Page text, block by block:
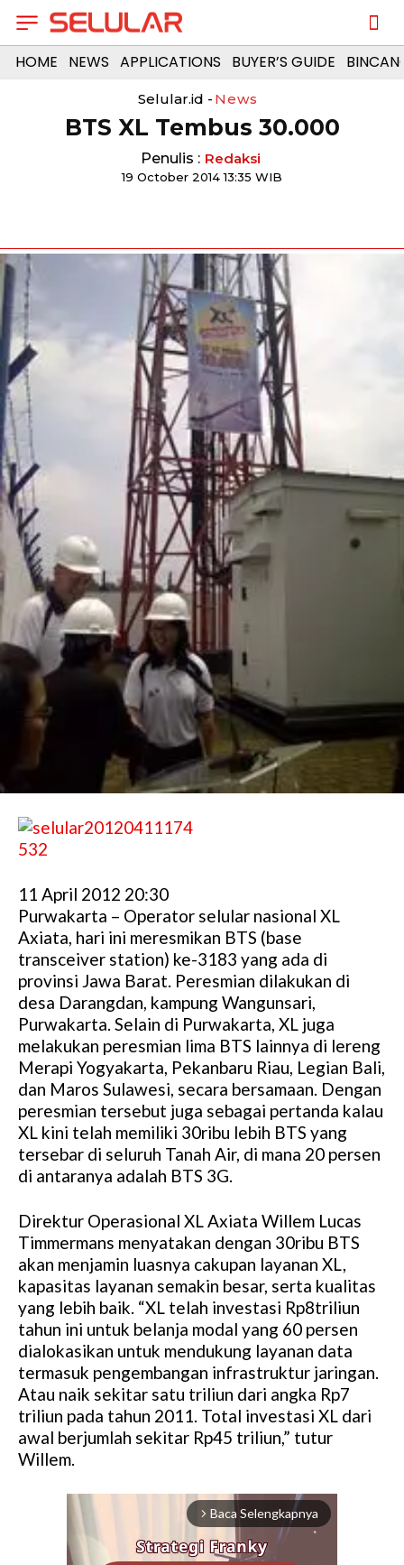
HOME NEWS APPLICATIONS BUYER’S GUIDE
Selular.id - News
BTS XL Tembus 30.000
Penulis : Redaksi
19 October 2014 13:35 WIB
11 April 2012 20:30
Purwakarta – Operator selular nasional XL
Axiata, hari ini meresmikan BTS (base
transceiver station) ke-3183 yang ada di
provinsi Jawa Barat. Peresmian dilakukan di
desa Darangdan, kampung Wangunsari,
Purwakarta. Selain di Purwakarta, XL juga
melakukan peresmian lima BTS lainnya di lereng
Merapi Yogyakarta, Pekanbaru Riau, Legian Bali,
dan Maros Sulawesi, secara bersamaan. Dengan
peresmian tersebut juga sebagai pertanda kalau
XL kini telah memiliki 30ribu lebih BTS yang
tersebar di seluruh Tanah Air, di mana 20 persen
di antaranya adalah BTS 3G.
Direktur Operasional XL Axiata Willem Lucas
Timmermans menyatakan dengan 30ribu BTS
akan menjamin luasnya cakupan layanan XL,
kapasitas layanan semakin besar, serta kualitas
yang lebih baik. “XL telah investasi Rp8triliun
tahun ini untuk belanja modal yang 60 persen
dialokasikan untuk mendukung layanan data
termasuk pengembangan infrastruktur jaringan.
Atau naik sekitar satu triliun dari angka Rp7
triliun pada tahun 2011. Total investasi XL dari
awal berjumlah sekitar Rp45 triliun,” tutur
Willem.
arrow_forward_ios Baca Selengkapnya